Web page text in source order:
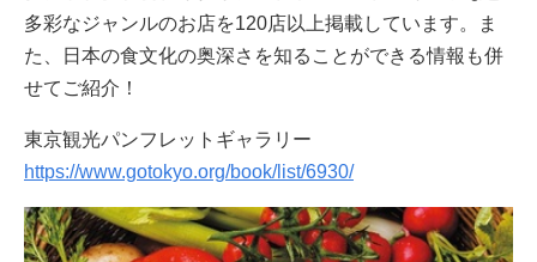
多彩なジャンルのお店を120店以上掲載しています。ま
た、日本の食文化の奥深さを知ることができる情報も併
せてご紹介！
東京観光パンフレットギャラリー
https://www.gotokyo.org/book/list/6930/